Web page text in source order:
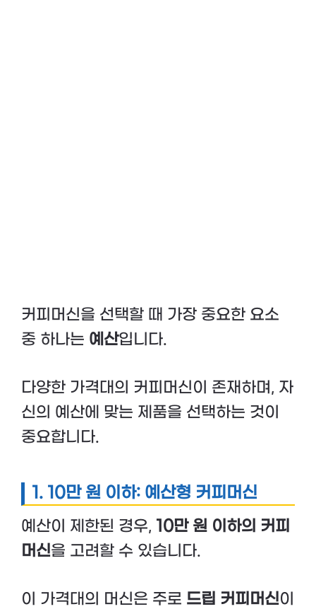
커피머신을 선택할 때 가장 중요한 요소
중 하나는 예산입니다.
다양한 가격대의 커피머신이 존재하며, 자
신의 예산에 맞는 제품을 선택하는 것이
중요합니다.
1. 10만 원 이하: 예산형 커피머신
예산이 제한된 경우, 10만 원 이하의 커피
머신을 고려할 수 있습니다.
이 가격대의 머신은 주로 드립 커피머신이